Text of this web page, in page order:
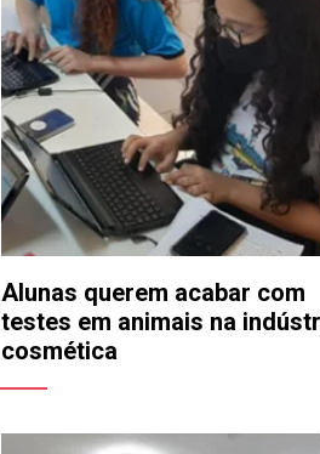
Alunas querem acabar com
testes em animais na
cosmética